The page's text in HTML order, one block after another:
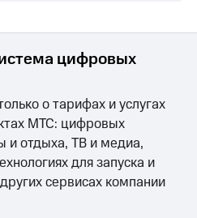
цифровых
о тарифах и услугах
МТС: цифровых
и отдыха, ТВ и медиа,
для запуска и
сервисах компании